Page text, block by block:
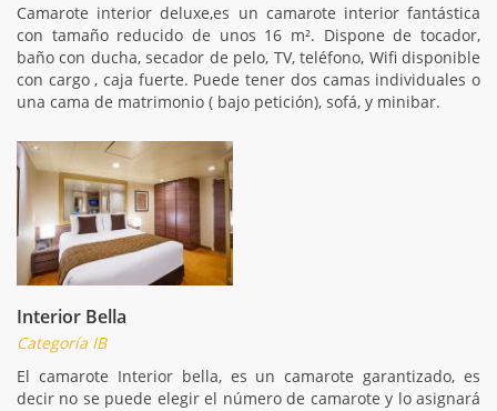
Camarote interior deluxe,es un camarote interior fantástica
con tamaño reducido de unos 16 m². Dispone de tocador,
baño con ducha, secador de pelo, TV, teléfono, Wifi disponible
con cargo , caja fuerte. Puede tener dos camas individuales o
una cama de matrimonio ( bajo petición), sofá, y minibar.
Interior Bella
Categoría IB
El camarote Interior bella, es un camarote garantizado, es
decir no se puede elegir el número de camarote y lo asignará